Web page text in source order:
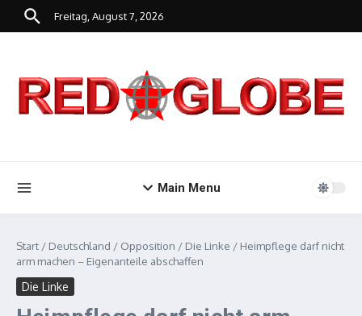
Zum Inhalt springen
Freitag, August 7, 2026
Main Menu
Start / Deutschland / Opposition / Die Linke / Heimpflege darf nicht
arm machen – Eigenanteile abschaffen
Die Linke